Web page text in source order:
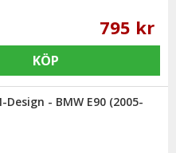
795 kr
KÖP
- BMW E90 (2005-